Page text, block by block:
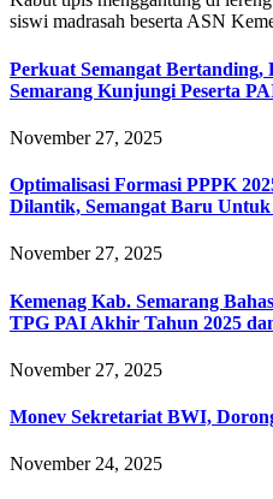
siswi madrasah beserta ASN
Perkuat Semangat Bertanding,
Semarang Kunjungi Peserta
November 27, 2025
Optimalisasi Formasi PPPK
Dilantik, Semangat Baru
November 27, 2025
Kemenag Kab. Semarang
TPG PAI Akhir Tahun 2025
November 27, 2025
Monev Sekretariat BWI,
November 24, 2025